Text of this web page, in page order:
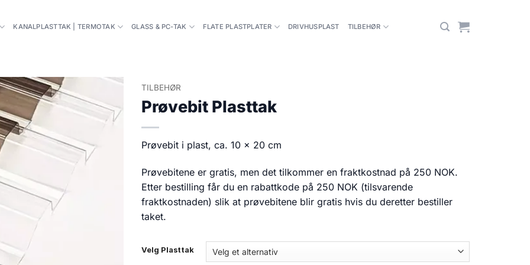
KANALPLASTTAK | TERMOTAK GLASS & PC-TAK FLATE PLASTPLATER DRIVHUSPLAST TILBEHØR
TILBEHØR
Prøvebit Plasttak
Prøvebit i plast, ca. 10 x 20 cm
Prøvebitene er gratis, men det tilkommer en fraktkostnad på 250 NOK.
Etter bestilling får du en rabattkode på 250 NOK (tilsvarende
fraktkostnaden) slik at prøvebitene blir gratis hvis du deretter bestiller
taket.
Velg Plasttak